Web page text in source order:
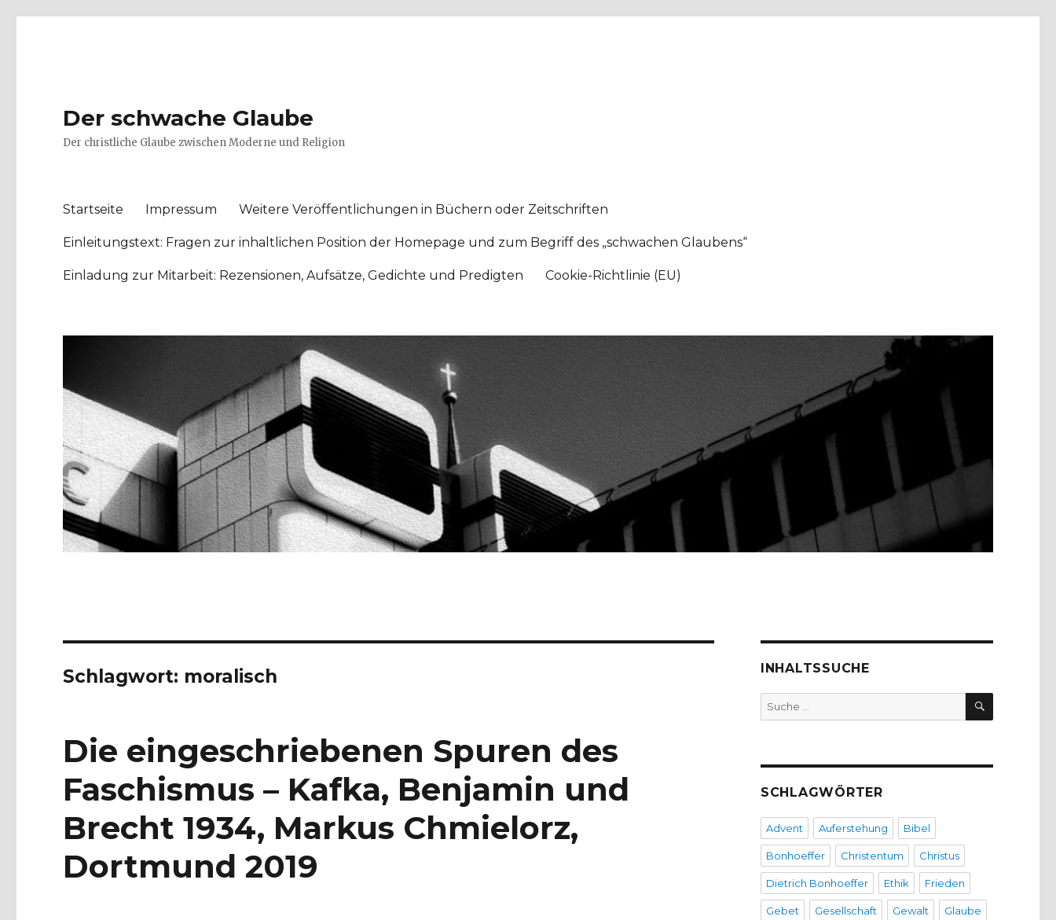
Der schwache Glaube
Der christliche Glaube zwischen Moderne und Religion
Startseite Impressum Weitere Veröffentlichungen in Büchern oder Zeitschriften
Einleitungstext: Fragen zur inhaltlichen Position der Homepage und zum Begriff des „schwachen Glaubens“
Einladung zur Mitarbeit: Rezensionen, Aufsätze, Gedichte und Predigten Cookie-Richtlinie (EU)
Schlagwort: moralisch
Die eingeschriebenen Spuren des
Faschismus – Kafka, Benjamin und
Brecht 1934, Markus Chmielorz,
Dortmund 2019
INHALTSSUCHE
Suche
nach:
SUCHEN
SCHLAGWÖRTER
Advent Auferstehung Bibel
Bonhoeffer Christentum Christus
Dietrich Bonhoeffer Ethik Frieden
Gebet Gesellschaft Gewalt Glaube